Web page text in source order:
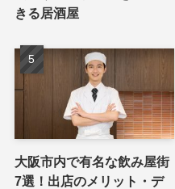
きる居酒屋
大阪市内で有名な飲み屋街
7選！出店のメリット・デ